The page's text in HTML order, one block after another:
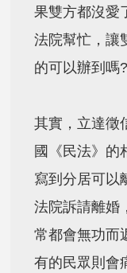
果雙方都沒愛
法院幫忙，讓
的可以辦到嗎?
其實，立達徵
國《民法》的
寫到分居可以
法院訴請離婚
常都會無功而
有的民眾則會